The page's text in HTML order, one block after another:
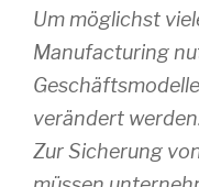
Um möglichst
Manufacturing
verändert
Zur Sicherung